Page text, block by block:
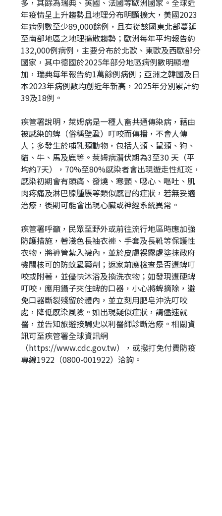
多，其餘為瑞典、英國、法國等歐洲國家。全球近
年疫情呈上升趨勢且地理分布明顯擴大，美國2023
年病例數至少89,000餘例，且有從該國東北部蔓延
至南部地區之地理擴散趨勢；歐洲每年平均報告約
132,000例病例，主要分布於北歐、東歐及西歐部分
國家，其中德國於2025年部分地區病例數明顯增
加，瑞典每年報告約1萬餘例病例；亞洲之韓國及日
本2023年病例數均創近年新高，2025年分別累計約
39及18例。
疾管署說明，萊姆病是一種人畜共通傳染病，藉由
被感染的蜱（俗稱壁蝨）叮咬而傳播，不會人傳
人；多發生於哺乳類動物，包括人類、鼠類、狗、
貓、牛、馬及鹿等。萊姆病潛伏期為3至30 天（平
均約7天），70%至80%感染者會出現遊走性紅斑，
感染初期會有頭痛、發燒、寒顫、噁心、嘔吐、肌
肉疼痛及淋巴腺腫脹等類似感冒的症狀，若無妥適
治療，後期可能會出現心臟或神經系統異常。
疾管署呼籲，民眾至野外或前往流行地區時應加強
防護措施，著淺色長袖衣褲、手套及長靴等保護性
衣物，將褲管紮入襪內，並於皮膚裸露處塗抹政府
機關核可的防蚊蟲藥劑；返家前應檢查是否遭蜱叮
咬或附著，並儘快沐浴及換洗衣物；如發現遭硬蜱
叮咬，應用鑷子夾住蜱的口器，小心將蜱摘除，避
免口器斷裂殘留於體內，並立刻用肥皂沖洗叮咬
處，降低感染風險。如出現疑似症狀，請儘速就
醫，並告知旅遊接觸史以利醫師診斷治療。相關資
訊可至疾管署全球資訊網
（https://www.cdc.gov.tw），或撥打免付費防疫
專線1922（0800-001922）洽詢。